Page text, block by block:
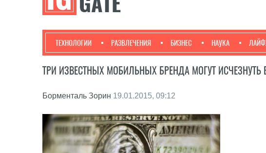
ТЕХНОЛОГИИ РАЗВЛЕЧЕНИЯ БИЗНЕС НАУКА
ТРИ ИЗВЕСТНЫХ МОБИЛЬНЫХ БРЕНДА МОГУТ ИСЧЕЗНУТЬ
Борменталь Зорин 19.01.2015, 09:12